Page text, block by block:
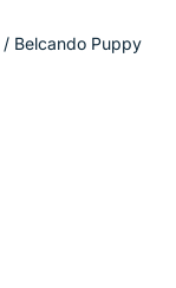
/ Belcando Puppy